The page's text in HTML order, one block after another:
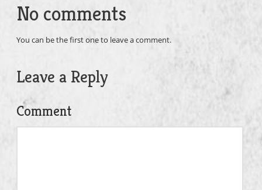
No comments
You can be the first one to leave a comment.
Leave a Reply
Comment